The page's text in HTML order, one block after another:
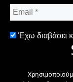
Email
*
Έχω διαβάσει